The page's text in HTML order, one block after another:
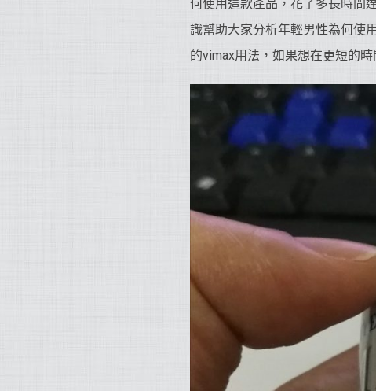
何使用這款產品，花了多長時間
識幫助大家分析年輕男性為何使
的vimax用法，如果想在更短的